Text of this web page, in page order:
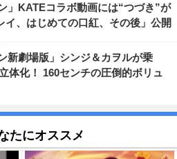
」KATEコラボ動画には“つづき”が
、はじめての口紅、その後」公開
新劇場版」シンジ＆カヲルが乗
体化！ 160センチの圧倒的ボリュ
たにオススメ